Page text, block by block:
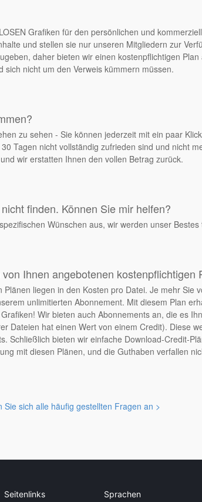
Grafiken für den persönlichen und
und stellen sie nur unseren Mitgliedern zur
daher bieten wir einen kostenpflichtigen
nicht um den Verweis kümmern müssen.
zu sehen - Sie können jederzeit mit ein paar
Tagen nicht vollständig zufrieden sind und nicht
wir erstatten Ihnen den vollen Betrag zurück.
finden. Können Sie mir helfen?
Wünschen aus, wir werden unser
Ihnen angebotenen kostenpflichtigen
liegen in den Kosten pro Datei. Je mehr Sie
unlimitierten Abonnement. Mit diesem Plan
Grafiken! Wir bieten auch Abonnements an, die es
Dateien hat einen Wert von einem Credit). Diese
Schließlich bieten wir einfache Download-Credit-
mit diesen Plänen, und die Guthaben verfallen
Sie sich alle häufig gestellten Fragen an >
Seitenlinks Sprachen